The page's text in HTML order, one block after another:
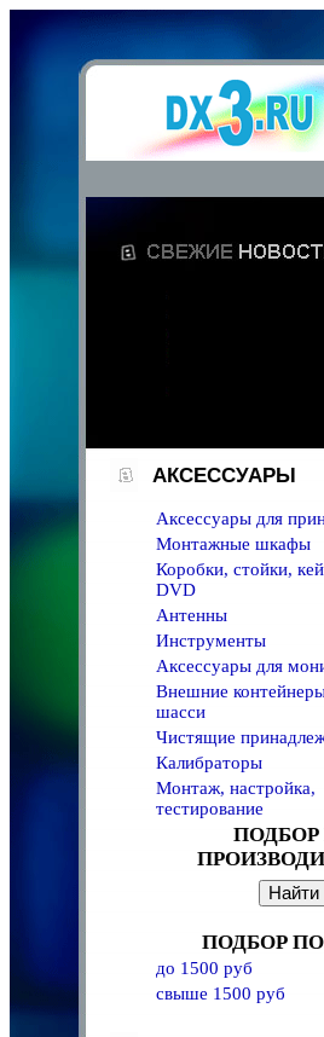
АКСЕССУАРЫ
Аксессуары для
Монтажные шкафы
Коробки, стойки,
DVD
Антенны
Инструменты
Аксессуары для
Внешние
шасси
Чистящие
Калибраторы
Монтаж, настройка,
тестирование
ПОДБОР
ПОДБОР
до 1500 руб
свыше 1500 руб